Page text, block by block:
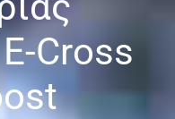
Cross